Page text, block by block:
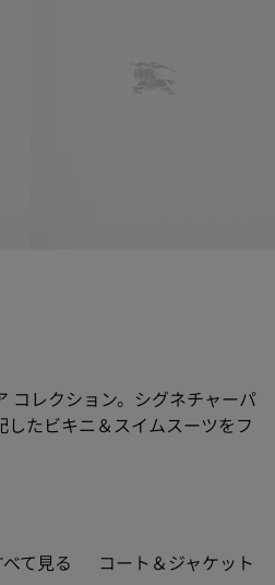
コレクション。シグネチャーパ
たビキニ＆スイムスーツをフ
ーチ
て見る コート＆ジャケット